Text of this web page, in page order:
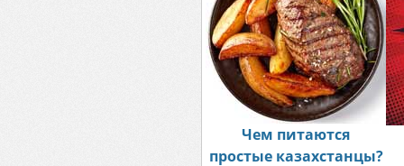
Чем питаются
простые казахстанцы?